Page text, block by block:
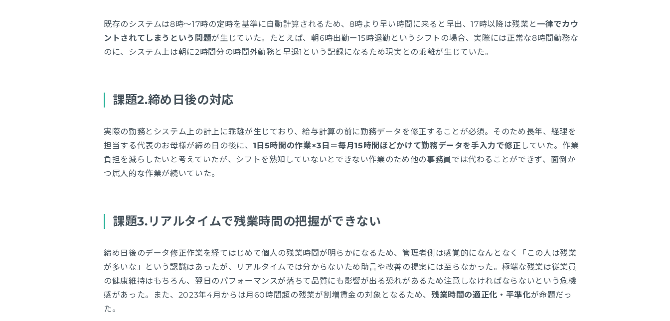
既存のシステムは8時～17時の定時を基準に自動計算されるため、8時より早い時間に来ると早出、17時以降は残業と 一律でカウ
ントされてしまうという問題が生じていた。たとえば、朝6時出勤ー15時退勤というシフトの場合、実際には正常な8時間勤務な
のに、システム上は朝に2時間分の時間外勤務と早退1という記録になるため現実との乖離が生じていた。
課題2.締め日後の対応
実際の勤務とシステム上の計上に乖離が生じており、給与計算の前に勤務データを修正することが必須。そのため長年、経理を
担当する代表のお母様が締め日の後に、 1日5時間の作業×3日＝毎月15時間ほどかけて勤務データを手入力で修正 していた。作業
負担を減らしたいと考えていたが、シフトを熟知していないとできない作業のため他の事務員では代わることができず、面倒か
つ属人的な作業が続いていた。
課題3.リアルタイムで残業時間の把握ができない
締め日後のデータ修正作業を経てはじめて個人の残業時間が明らかになるため、管理者側は感覚的になんとなく「この人は残業
が多いな」という認識はあったが、リアルタイムでは分からないため助言や改善の提案には至らなかった。極端な残業は従業員
の健康維持はもちろん、翌日のパフォーマンスが落ちて品質にも影響が出る恐れがあるため注意しなければならないという危機
感があった。また、2023年4月からは月60時間超の残業が割増賃金の対象となるため、 残業時間の適正化・平準化が命題だっ
た。